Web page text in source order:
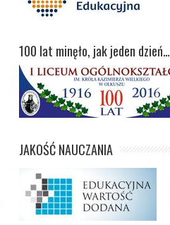
100 lat minęło, jak jeden dzień…
JAKOŚĆ NAUCZANIA